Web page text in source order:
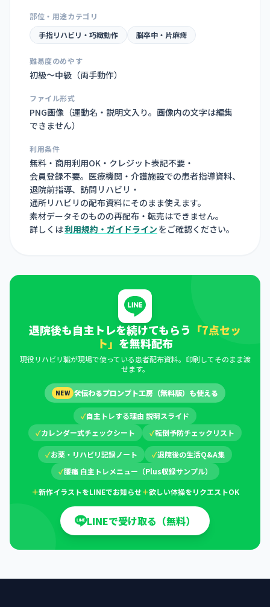
部位・用途カテゴリ
手指リハビリ・巧緻動作
脳卒中・片麻痺
難易度のめやす
初級〜中級（両手動作）
ファイル形式
PNG画像（運動名・説明文入り。画像内の文字は編集
できません）
利用条件
無料・商用利用OK・クレジット表記不要・
会員登録不要。医療機関・介護施設での患者指導資料、
退院前指導、訪問リハビリ・
通所リハビリの配布資料にそのまま使えます。
素材データそのものの再配布・転売はできません。
詳しくは利用規約・ガイドライン をご確認ください。
退院後も自主トレを続けてもらう 「7点セッ
ト」 を無料配布
現役リハビリ職が現場で使っている患者配布資料。印刷してそのまま渡
せます。
NEW 🛠伝わるプロンプト工房（無料版）も使える
✓自主トレする理由 説明スライド
✓カレンダー式チェックシート ✓転倒予防チェックリスト
✓お薬・リハビリ記録ノート ✓退院後の生活Q&A集
✓腰痛 自主トレメニュー（Plus収録サンプル）
＋新作イラストをLINEでお知らせ＋欲しい体操をリクエストOK
LINEで受け取る（無料）